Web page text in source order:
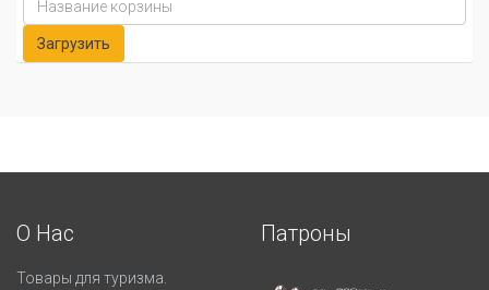
О Нас
Товары для туризма.
Патроны